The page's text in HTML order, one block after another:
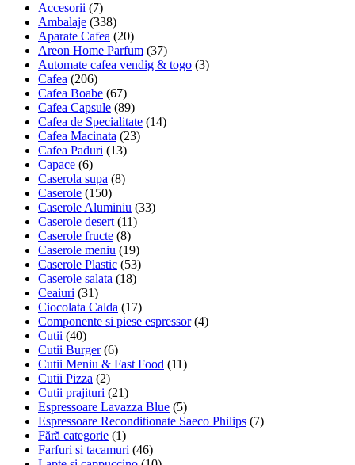
Accesorii (7)
Ambalaje (338)
Aparate Cafea (20)
Areon Home Parfum (37)
Automate cafea vendig & togo (3)
Cafea (206)
Cafea Boabe (67)
Cafea Capsule (89)
Cafea de Specialitate (14)
Cafea Macinata (23)
Cafea Paduri (13)
Capace (6)
Caserola supa (8)
Caserole (150)
Caserole Aluminiu (33)
Caserole desert (11)
Caserole fructe (8)
Caserole meniu (19)
Caserole Plastic (53)
Caserole salata (18)
Ceaiuri (31)
Ciocolata Calda (17)
Componente si piese espressor (4)
Cutii (40)
Cutii Burger (6)
Cutii Meniu & Fast Food (11)
Cutii Pizza (2)
Cutii prajituri (21)
Espressoare Lavazza Blue (5)
Espressoare Reconditionate Saeco Philips (7)
Fără categorie (1)
Farfuri si tacamuri (46)